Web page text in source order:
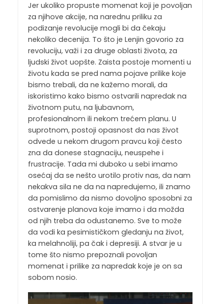
Jer ukoliko propuste momenat koji je povoljan
za njihove akcije, na narednu priliku za
podizanje revolucije mogli bi da čekaju
nekoliko decenija. To što je Lenjin govorio za
revoluciju, važi i za druge oblasti života, za
ljudski život uopšte. Zaista postoje momenti u
životu kada se pred nama pojave prilike koje
bismo trebali, da ne kažemo morali, da
iskoristimo kako bismo ostvarili napredak na
životnom putu, na ljubavnom,
profesionalnom ili nekom trećem planu. U
suprotnom, postoji opasnost da nas život
odvede u nekom drugom pravcu koji često
zna da donese stagnaciju, neuspehe i
frustracije. Tada mi duboko u sebi imamo
osećaj da se nešto urotilo protiv nas, da nam
nekakva sila ne da na napredujemo, ili znamo
da pomislimo da nismo dovoljno sposobni za
ostvarenje planova koje imamo i da možda
od njih treba da odustanemo. Sve to može
da vodi ka pesimističkom gledanju na život,
ka melahnoliji, pa čak i depresiji. A stvar je u
tome što nismo prepoznali povoljan
momenat i prilike za napredak koje je on sa
sobom nosio.